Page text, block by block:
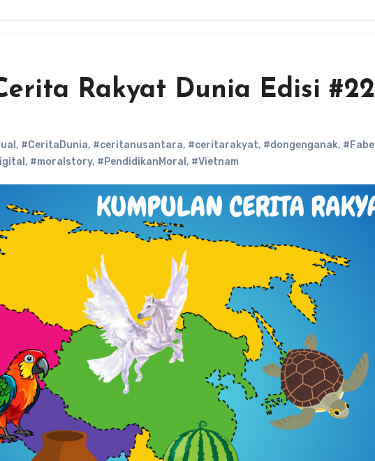
Rakyat Dunia Edisi #22
, #CeritaDunia, #ceritanusantara, #ceritarakyat, #dongenganak, #Fabel
, #moralstory, #PendidikanMoral , #Vietnam